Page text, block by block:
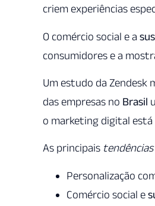
criem experiências
O comércio social e a
consumidores e a
Um estudo da Zendesk
das empresas no Brasil
o marketing digital está
As principais tendências
Personalização
Comércio social e